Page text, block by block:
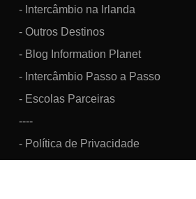
- Intercâmbio na Irlanda
- Outros Destinos
- Blog Information Planet
- Intercâmbio Passo a Passo
- Escolas Parceiras
----
- Política de Privacidade